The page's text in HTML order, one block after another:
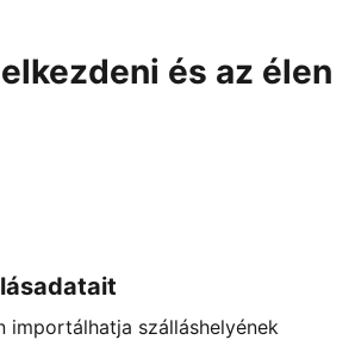
és az élen
importálhatja szálláshelyének